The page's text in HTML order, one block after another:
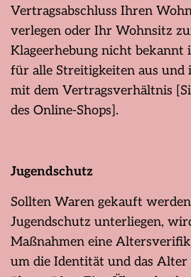
Vertragsabschluss Ihren
verlegen oder Ihr Wohnsitz
Klageerhebung nicht bekannt
für alle Streitigkeiten aus und
mit dem Vertragsverhältnis
des Online-Shops].
Jugendschutz
Sollten Waren gekauft
Jugendschutz unterliegen,
Maßnahmen eine
um die Identität und das Alter